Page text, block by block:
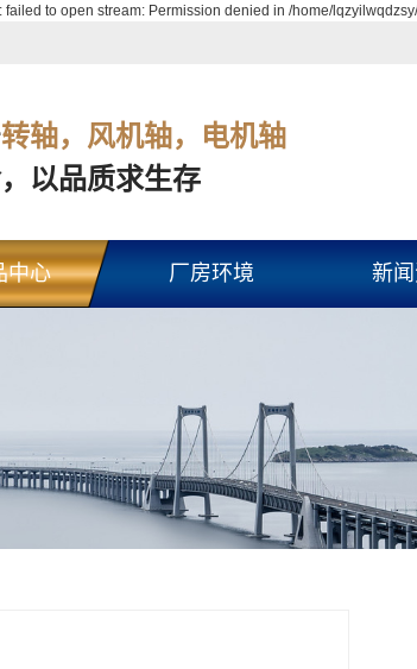
to open stream: Permission denied in /home/
转轴，风机轴，电机轴
以品质求生存
中心 厂房环境 新